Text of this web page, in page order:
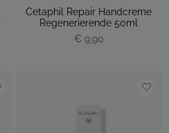
Cetaphil Repair Handcreme
Regenerierende 50ml
€ 9,90